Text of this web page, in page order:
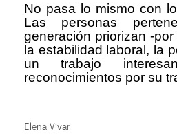
No pasa lo mismo con
Las personas
generación priorizan -
la estabilidad laboral, la
un trabajo
reconocimientos por su
Elena Vivar